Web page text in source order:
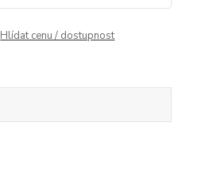
Hlídat cenu / dostupnost